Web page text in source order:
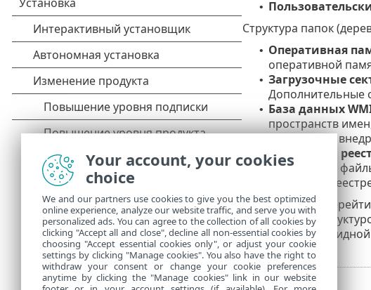
•
Структура папок
• Оперативная
оперативной
• Загрузочные
Дополнительные
• База данных
пространств
программы,
Системный
зараженные
остается в
Чтобы быстро
древовидной
флажок в древовидной
Your account, your cookies
choice
We and our partners use cookies to give you the best optimized
online experience, analyze our website traffic, and serve you with
personalized ads. You can agree to the collection of all cookies by
clicking "Accept all and close", decline all non-essential cookies by
choosing "Accept essential cookies only", or adjust your cookie
settings by clicking "Manage cookies". You also have the right to
withdraw your consent or change your cookie preferences
anytime by clicking the "Manage cookies" link in our website